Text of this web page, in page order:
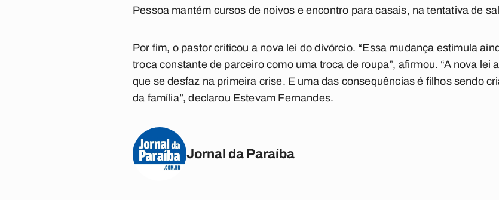
Pessoa mantém cursos de noivos e encontro para casais, na tentativa de
Por fim, o pastor criticou a nova lei do divórcio. “Essa mudança estimula
troca constante de parceiro como uma troca de roupa”, afirmou. “A nova lei
que se desfaz na primeira crise. E uma das consequências é filhos sendo
da família”, declarou Estevam Fernandes.
Jornal da Paraíba